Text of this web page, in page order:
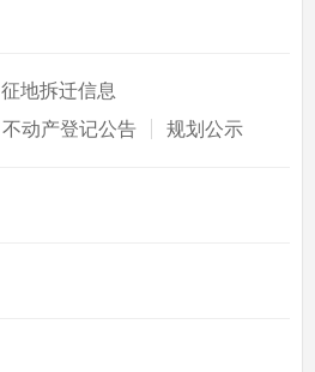
征地拆迁信息
不动产登记公告
规划公示